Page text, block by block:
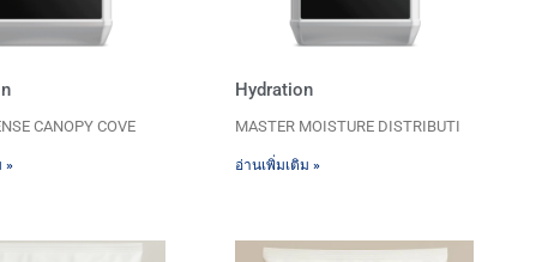
CANOPY COVE
»
Hydration
MASTER MOISTURE DISTRIBUTI
อ่านเพิ่มเติม »